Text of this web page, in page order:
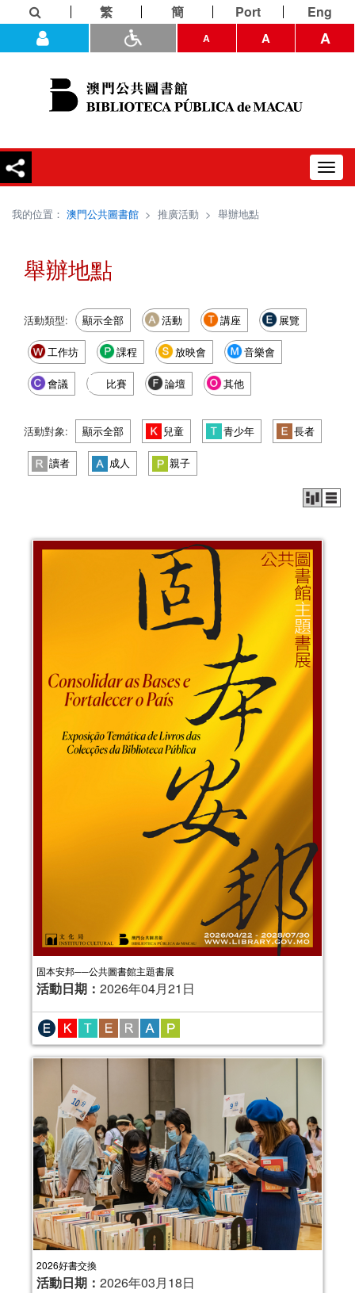
繁 簡 Port Eng
A A A
我的位置： 澳門公共圖書館 > 推廣活動 > 舉辦地點
舉辦地點
活動類型: 顯示全部 活動 講座 展覽
工作坊 課程 放映會 音樂會
會議 比賽 論壇 其他
活動對象: 顯示全部 兒童 青少年 長者
讀者 成人 親子
固本安邦──公共圖書館主題書展
活動日期： 2026年04月21日
2026好書交換
活動日期： 2026年03月18日